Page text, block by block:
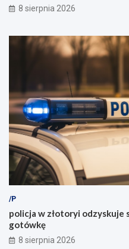
8 sierpnia 2026
/P
policja w złotoryi odzyskuje
gotówkę
8 sierpnia 2026